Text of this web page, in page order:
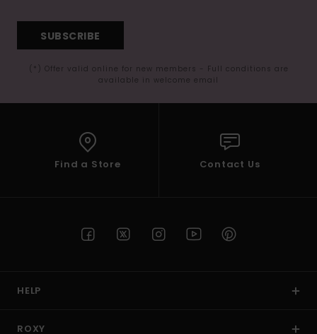
SUBSCRIBE
(*) Offer valid online for new members - Full conditions are
available in welcome email
Find a Store Contact Us
HELP
ROXY